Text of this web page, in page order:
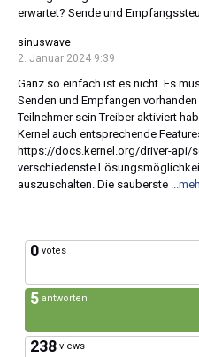
erwartet? Sende und
sinuswave
2. Januar 2024 9:39
Ganz so einfach ist es nicht. Es
Senden und Empfangen
Teilnehmer sein Treiber aktiviert
Kernel auch entsprechende
https://docs.kernel.org/driver-api/
verschiedenste
auszuschalten. Die sauberste
0 votes
5 antworten
238 views